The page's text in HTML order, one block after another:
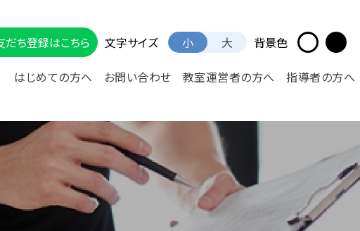
はじめての方へ お問い合わせ 教室運営者の方へ 指導者の方へ
だち登録はこちら 文字サイズ 小 大 背景色